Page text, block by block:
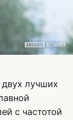
лучших
с частотой